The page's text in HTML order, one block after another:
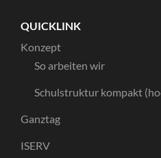
QUICKLINK
Konzept
So arbeiten wir
Schulstruktur kompakt
Ganztag
ISERV